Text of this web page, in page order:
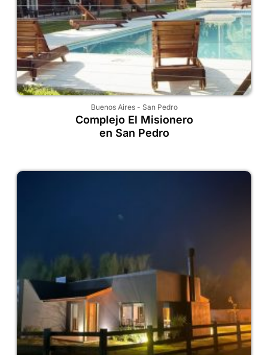
Buenos Aires- San Pedro
Complejo El Misionero
en San Pedro